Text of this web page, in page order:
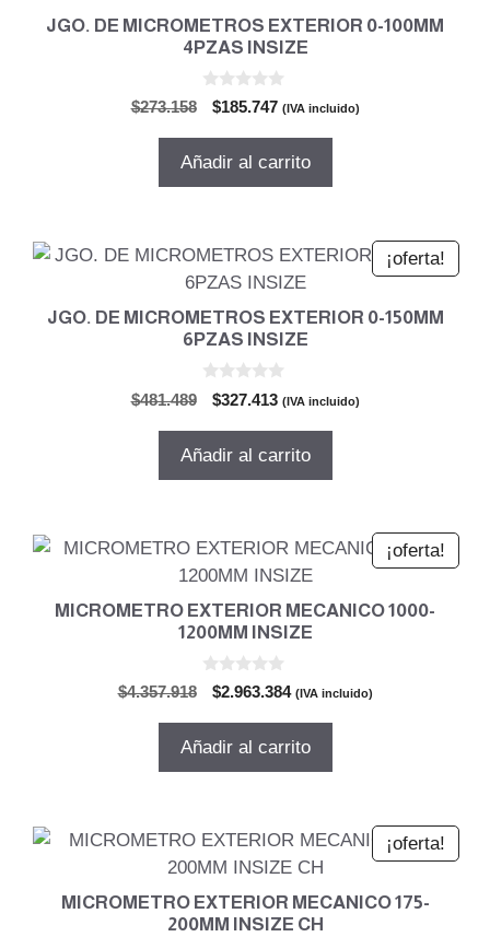
JGO. DE MICROMETROS EXTERIOR 0-100MM
4PZAS INSIZE
$273.158
El
original
$185.747El
actual
(IVA incluido)
Añadir al carrito
¡oferta!
JGO. DE MICROMETROS EXTERIOR 0-150MM
6PZAS INSIZE
$481.489
El
original
$327.413El
actual
(IVA incluido)
Añadir al carrito
¡oferta!
MICROMETRO EXTERIOR MECANICO 1000-
1200MM INSIZE
$4.357.918
El
original
$2.963.384El
actual
(IVA incluido)
Añadir al carrito
¡oferta!
MICROMETRO EXTERIOR MECANICO 175-
200MM INSIZE CH